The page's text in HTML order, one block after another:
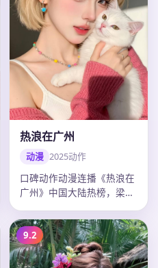
热浪在广州
动漫 2025动作
口碑动作动漫连播《热浪在
广州》中国大陆热榜，梁朝
思诚调度…
9.2